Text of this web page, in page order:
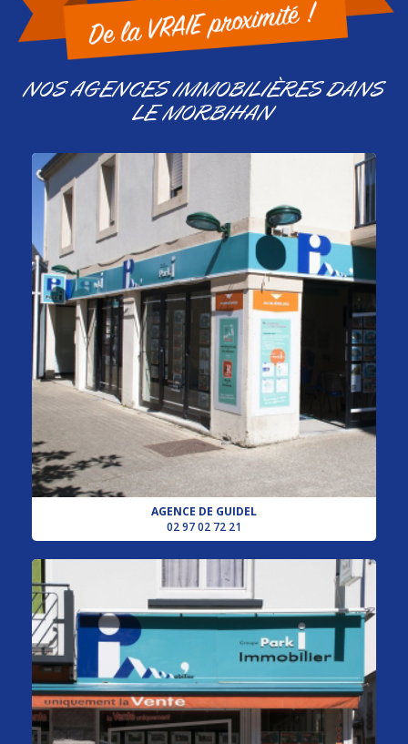
NOS AGENCES IMMOBILIÈRES DANS
LE MORBIHAN
AGENCE DE GUIDEL
02 97 02 72 21